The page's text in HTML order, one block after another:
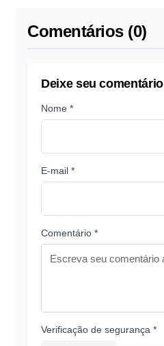
Comentários (0)
Deixe seu comentário
Nome *
E-mail *
Comentário *
Verificação de segurança *